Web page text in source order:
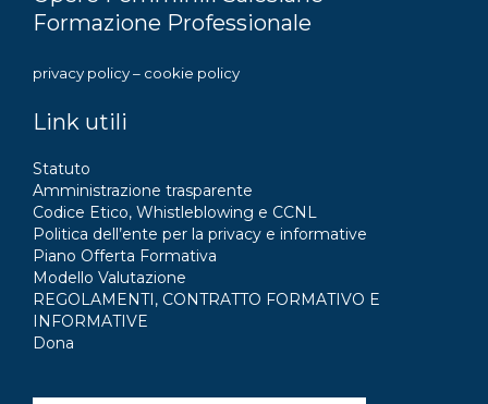
Formazione Professionale
privacy policy– cookie policy
Link utili
Statuto
Amministrazione trasparente
Codice Etico, Whistleblowing e CCNL
Politica dell’ente per la privacy e informative
Piano Offerta Formativa
Modello Valutazione
REGOLAMENTI, CONTRATTO FORMATIVO E
INFORMATIVE
Dona